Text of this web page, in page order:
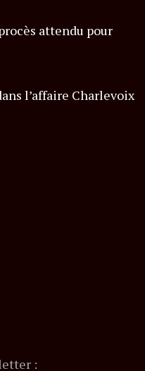
attendu pour
l’affaire Charlevoix
: